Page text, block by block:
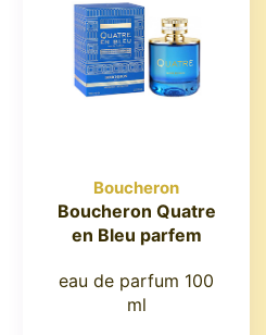
Boucheron
Boucheron Quatre
en Bleu parfem
eau de parfum 100
ml